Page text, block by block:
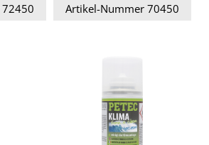
Artikel-Nummer 70450